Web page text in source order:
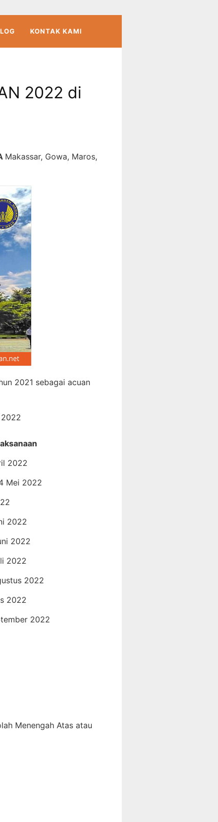
KONTAK KAMI
2022 di
Makassar, Gowa, Maros,
2021 sebagai acuan
2022
2022
Mei 2022
2022
2022
2022
2022
2022
2022
Menengah Atas atau